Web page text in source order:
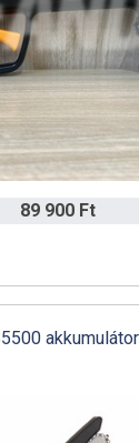
2022
89 900 Ft